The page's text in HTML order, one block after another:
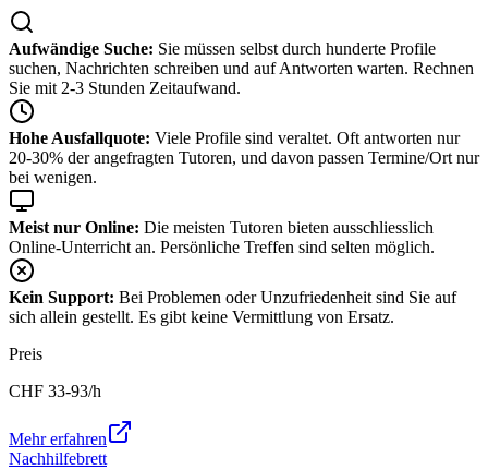
Aufwändige Suche: Sie müssen selbst durch hunderte Profile
suchen, Nachrichten schreiben und auf Antworten warten. Rechnen
Sie mit 2-3 Stunden Zeitaufwand.
Hohe Ausfallquote: Viele Profile sind veraltet. Oft antworten nur
20-30% der angefragten Tutoren, und davon passen Termine/Ort nur
bei wenigen.
Meist nur Online: Die meisten Tutoren bieten ausschliesslich
Online-Unterricht an. Persönliche Treffen sind selten möglich.
Kein Support: Bei Problemen oder Unzufriedenheit sind Sie auf
sich allein gestellt. Es gibt keine Vermittlung von Ersatz.
Preis
CHF 33-93/h
Mehr erfahren
Nachhilfebrett